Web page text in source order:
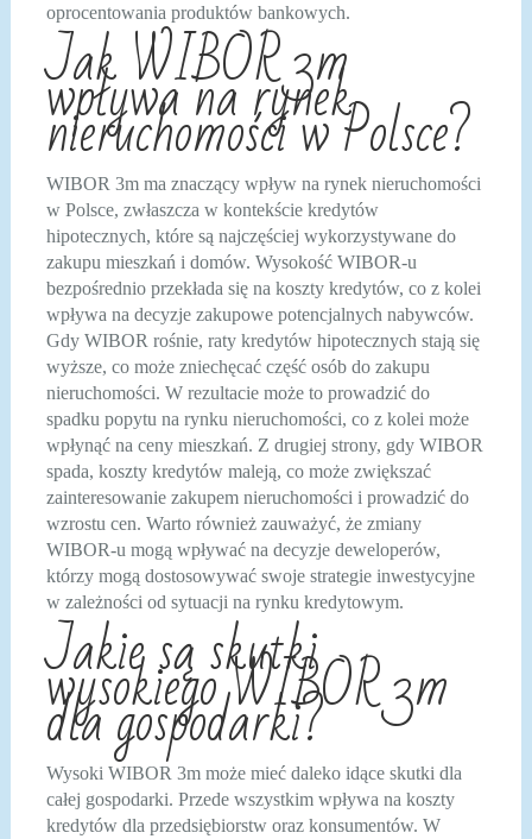
oprocentowania produktów bankowych.
Jak WIBOR 3m
wpływa na rynek
nieruchomości w Polsce?
WIBOR 3m ma znaczący wpływ na rynek nieruchomości
w Polsce, zwłaszcza w kontekście kredytów
hipotecznych, które są najczęściej wykorzystywane do
zakupu mieszkań i domów. Wysokość WIBOR-u
bezpośrednio przekłada się na koszty kredytów, co z kolei
wpływa na decyzje zakupowe potencjalnych nabywców.
Gdy WIBOR rośnie, raty kredytów hipotecznych stają się
wyższe, co może zniechęcać część osób do zakupu
nieruchomości. W rezultacie może to prowadzić do
spadku popytu na rynku nieruchomości, co z kolei może
wpłynąć na ceny mieszkań. Z drugiej strony, gdy WIBOR
spada, koszty kredytów maleją, co może zwiększać
zainteresowanie zakupem nieruchomości i prowadzić do
wzrostu cen. Warto również zauważyć, że zmiany
WIBOR-u mogą wpływać na decyzje deweloperów,
którzy mogą dostosowywać swoje strategie inwestycyjne
w zależności od sytuacji na rynku kredytowym.
Jakie są skutki
wysokiego WIBOR 3m
dla gospodarki?
Wysoki WIBOR 3m może mieć daleko idące skutki dla
całej gospodarki. Przede wszystkim wpływa na koszty
kredytów dla przedsiębiorstw oraz konsumentów. W